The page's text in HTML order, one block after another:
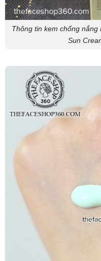
Thông tin kem chống
Sun